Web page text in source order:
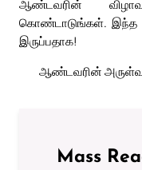
ஆண்டவரின்
கொண்டாடுங்கள். இந்த
இருப்பதாக!
ஆண்டவரின்
Mass